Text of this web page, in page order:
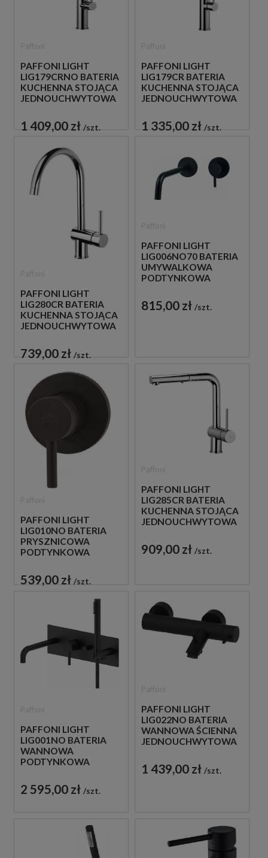
PAFFONI LIGHT
LIG179CRNO BATERIA
KUCHENNA STOJĄCA
JEDNOUCHWYTOWA
1 409,00 zł szt.
PAFFONI LIGHT
LIG179CR BATERIA
KUCHENNA STOJĄCA
JEDNOUCHWYTOWA
1 335,00 zł szt.
PAFFONI LIGHT
LIG280CR BATERIA
KUCHENNA STOJĄCA
JEDNOUCHWYTOWA
739,00 zł szt.
PAFFONI LIGHT
LIG006NO70 BATERIA
UMYWALKOWA
PODTYNKOWA
CZARNA
815,00 zł szt.
PAFFONI LIGHT
LIG010NO BATERIA
PRYSZNICOWA
PODTYNKOWA
CZARNA
539,00 zł szt.
PAFFONI LIGHT
LIG285CR BATERIA
KUCHENNA STOJĄCA
JEDNOUCHWYTOWA
909,00 zł szt.
PAFFONI LIGHT
LIG001NO BATERIA
WANNOWA
PODTYNKOWA
CZARNA
2 595,00 zł szt.
PAFFONI LIGHT
LIG022NO BATERIA
WANNOWA ŚCIENNA
JEDNOUCHWYTOWA
1 439,00 zł szt.